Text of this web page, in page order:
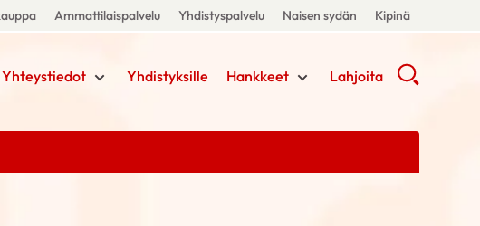
Ammattilaispalvelu Yhdistyspalvelu Naisen sydän Kipinä
Yhteystiedot Yhdistyksille Hankkeet Lahjoita